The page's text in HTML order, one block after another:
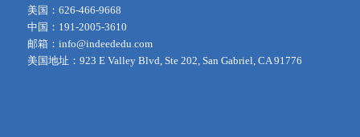
美国：626-466-9668
中国：191-2005-3610
邮箱：info@indeededu.com
美国地址：923 E Valley Blvd, Ste 202, San Gabriel, CA 91776